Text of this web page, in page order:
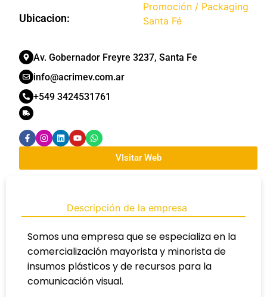
Promoción / Packaging
Ubicacion:
Santa Fé
Av. Gobernador Freyre 3237, Santa Fe
info@acrimev.com.ar
+549 3424531761
VIsitar Web
Descripción de la empresa
Somos una empresa que se especializa en la
comercialización mayorista y minorista de
insumos plásticos y de recursos para la
comunicación visual.